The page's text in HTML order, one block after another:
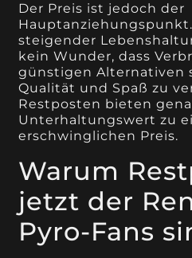
Der Preis ist jedoch der
steigender
kein Wunder, dass
günstigen Alternativen
Qualität und Spaß zu
Restposten bieten
Unterhaltungswert zu
erschwinglichen Preis.
Warum
jetzt der
Pyro-Fans